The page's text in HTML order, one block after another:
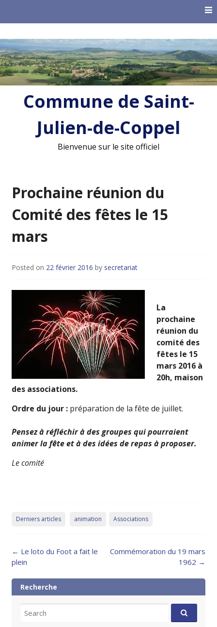
Commune de Saint-
Julien-de-Coppel
Bienvenue sur le site officiel
Prochaine réunion du
Comité des fêtes le 15
mars
Posted on 22 février 2016 by secretariat
La
prochaine
réunion du
comité des
fêtes le 15
mars 2016 à
20h, maison
des associations.
Ordre du jour : préparation de la fête de juillet.
Pensez à réfléchir à des groupes qui pourraient
animer la fête et à des idées de repas à proposer.
Le comité
Derniers articles animation Associations
Post
navigation
← Le loto du Foot a fait le
plein
Commémoration du 19 mars
1962 →
Recherche
for: